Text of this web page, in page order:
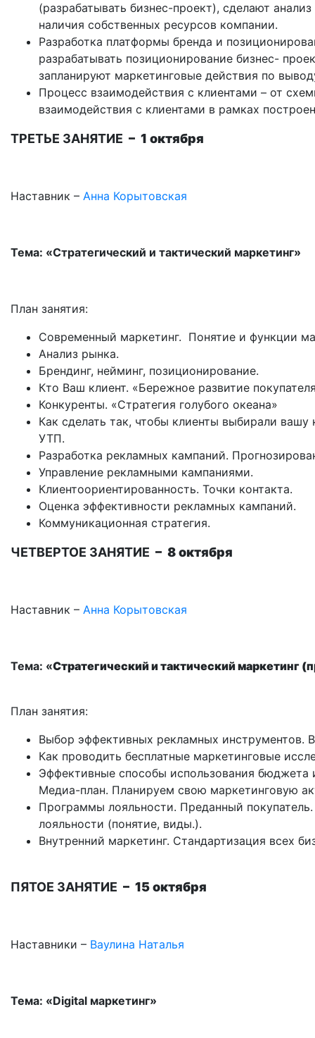
(разрабатывать бизнес-проект), сделают
наличия собственных ресурсов компании.
Разработка платформы бренда и
разрабатывать позиционирование бизнес-
запланируют маркетинговые действия по
Процесс взаимодействия с клиентами – от
взаимодействия с клиентами в рамках
ТРЕТЬЕ ЗАНЯТИЕ – 1 октября
Наставник – Анна Корытовская
Тема: «Стратегический и тактический маркетинг»
План занятия:
Современный маркетинг. Понятие и функции
Анализ рынка.
Брендинг, нейминг, позиционирование.
Кто Ваш клиент. «Бережное развитие
Конкуренты. «Стратегия голубого океана»
Как сделать так, чтобы клиенты выбирали
УТП.
Разработка рекламных кампаний.
Управление рекламными кампаниями.
Клиентоориентированность. Точки контакта.
Оценка эффективности рекламных кампаний.
Коммуникационная стратегия.
ЧЕТВЕРТОЕ ЗАНЯТИЕ – 8 октября
Наставник – Анна Корытовская
Тема: «Стратегический и тактический маркетинг
План занятия:
Выбор эффективных рекламных инструментов.
Как проводить бесплатные маркетинговые
Эффективные способы использования бюджета
Медиа-план. Планируем свою маркетинговую
Программы лояльности. Преданный
лояльности (понятие, виды.).
Внутренний маркетинг. Стандартизация всех
ПЯТОЕ ЗАНЯТИЕ – 15 октября
Наставники – Ваулина Наталья
Тема: «Digital маркетинг»